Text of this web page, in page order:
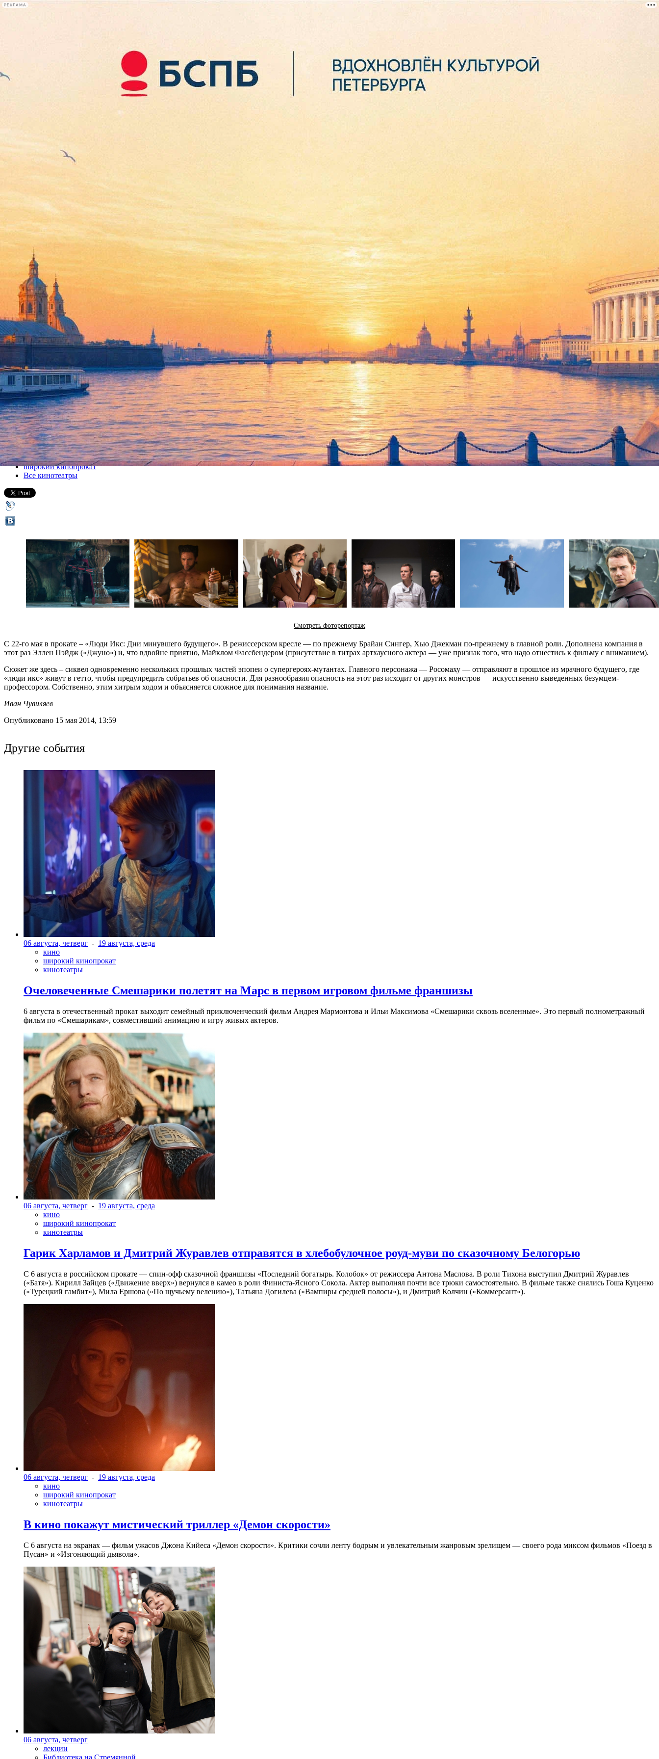
РЕКЛАМА
лекции
книги
В прокат выходит новый фильм о людях Икс
22 мая 2014, четверг-04 июня 2014, среда
Версия для печати
Все кино
широкий кинопрокат
Все кинотеатры
Смотреть фоторепортаж
С 22-го мая в прокате – «Люди Икс: Дни минувшего будущего». В режиссерском кресле — по прежнему Брайан Сингер, Хью Джекман по-прежнему в главной роли. Дополнена компания в
этот раз Эллен Пэйдж («Джуно») и, что вдвойне приятно, Майклом Фассбендером (присутствие в титрах артхаусного актера — уже признак того, что надо отнестись к фильму с вниманием).
Сюжет же здесь – сиквел одновременно нескольких прошлых частей эпопеи о супергероях-мутантах. Главного персонажа — Росомаху — отправляют в прошлое из мрачного будущего, где
«люди икс» живут в гетто, чтобы предупредить собратьев об опасности. Для разнообразия опасность на этот раз исходит от других монстров — искусственно выведенных безумцем-
профессором. Собственно, этим хитрым ходом и объясняется сложное для понимания название.
Иван Чувиляев
Опубликовано 15 мая 2014, 13:59
Другие события
06 августа, четверг - 19 августа, среда
кино
широкий кинопрокат
кинотеатры
Очеловеченные Смешарики полетят на Марс в первом игровом фильме франшизы
6 августа в отечественный прокат выходит семейный приключенческий фильм Андрея Мармонтова и Ильи Максимова «Смешарики сквозь вселенные». Это первый полнометражный
фильм по «Смешарикам», совместивший анимацию и игру живых актеров.
06 августа, четверг - 19 августа, среда
кино
широкий кинопрокат
кинотеатры
Гарик Харламов и Дмитрий Журавлев отправятся в хлебобулочное роуд-муви по сказочному Белогорью
С 6 августа в российском прокате — спин-офф сказочной франшизы «Последний богатырь. Колобок» от режиссера Антона Маслова. В роли Тихона выступил Дмитрий Журавлев
(«Батя»). Кирилл Зайцев («Движение вверх») вернулся в камео в роли Финиста-Ясного Сокола. Актер выполнял почти все трюки самостоятельно. В фильме также снялись Гоша Куценко
(«Турецкий гамбит»), Мила Ершова («По щучьему велению»), Татьяна Догилева («Вампиры средней полосы»), и Дмитрий Колчин («Коммерсант»).
06 августа, четверг - 19 августа, среда
кино
широкий кинопрокат
кинотеатры
В кино покажут мистический триллер «Демон скорости»
С 6 августа на экранах — фильм ужасов Джона Кийеса «Демон скорости». Критики сочли ленту бодрым и увлекательным жанровым зрелищeм — своего рода миксом фильмов «Поезд в
Пусан» и «Изгоняющий дьявола».
06 августа, четверг
лекции
Библиотека на Стремянной